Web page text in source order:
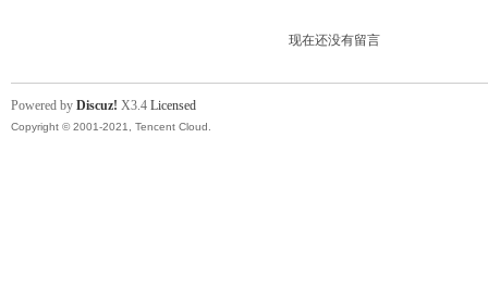
现在还没有留言
Powered by Discuz! X3.4 Licensed
Copyright © 2001-2021, Tencent Cloud.